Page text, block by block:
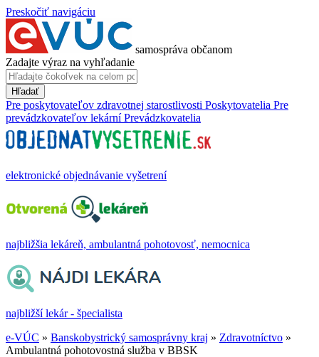
Preskočiť navigáciu
samospráva občanom
Zadajte výraz na vyhľadanie
Hľadať
Pre poskytovateľov zdravotnej starostlivosti Poskytovatelia Pre
prevádzkovateľov lekární Prevádzkovatelia
elektronické objednávanie vyšetrení
najbližšia lekáreň, ambulantná pohotovosť, nemocnica
najbližší lekár - špecialista
e-VÚC » Banskobystrický samosprávny kraj » Zdravotníctvo »
Ambulantná pohotovostná služba v BBSK